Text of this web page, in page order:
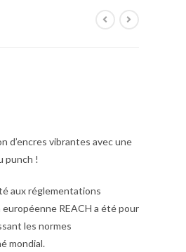
d’encres vibrantes avec une
punch !
aux réglementations
REACH a été pour
les normes
mondial.